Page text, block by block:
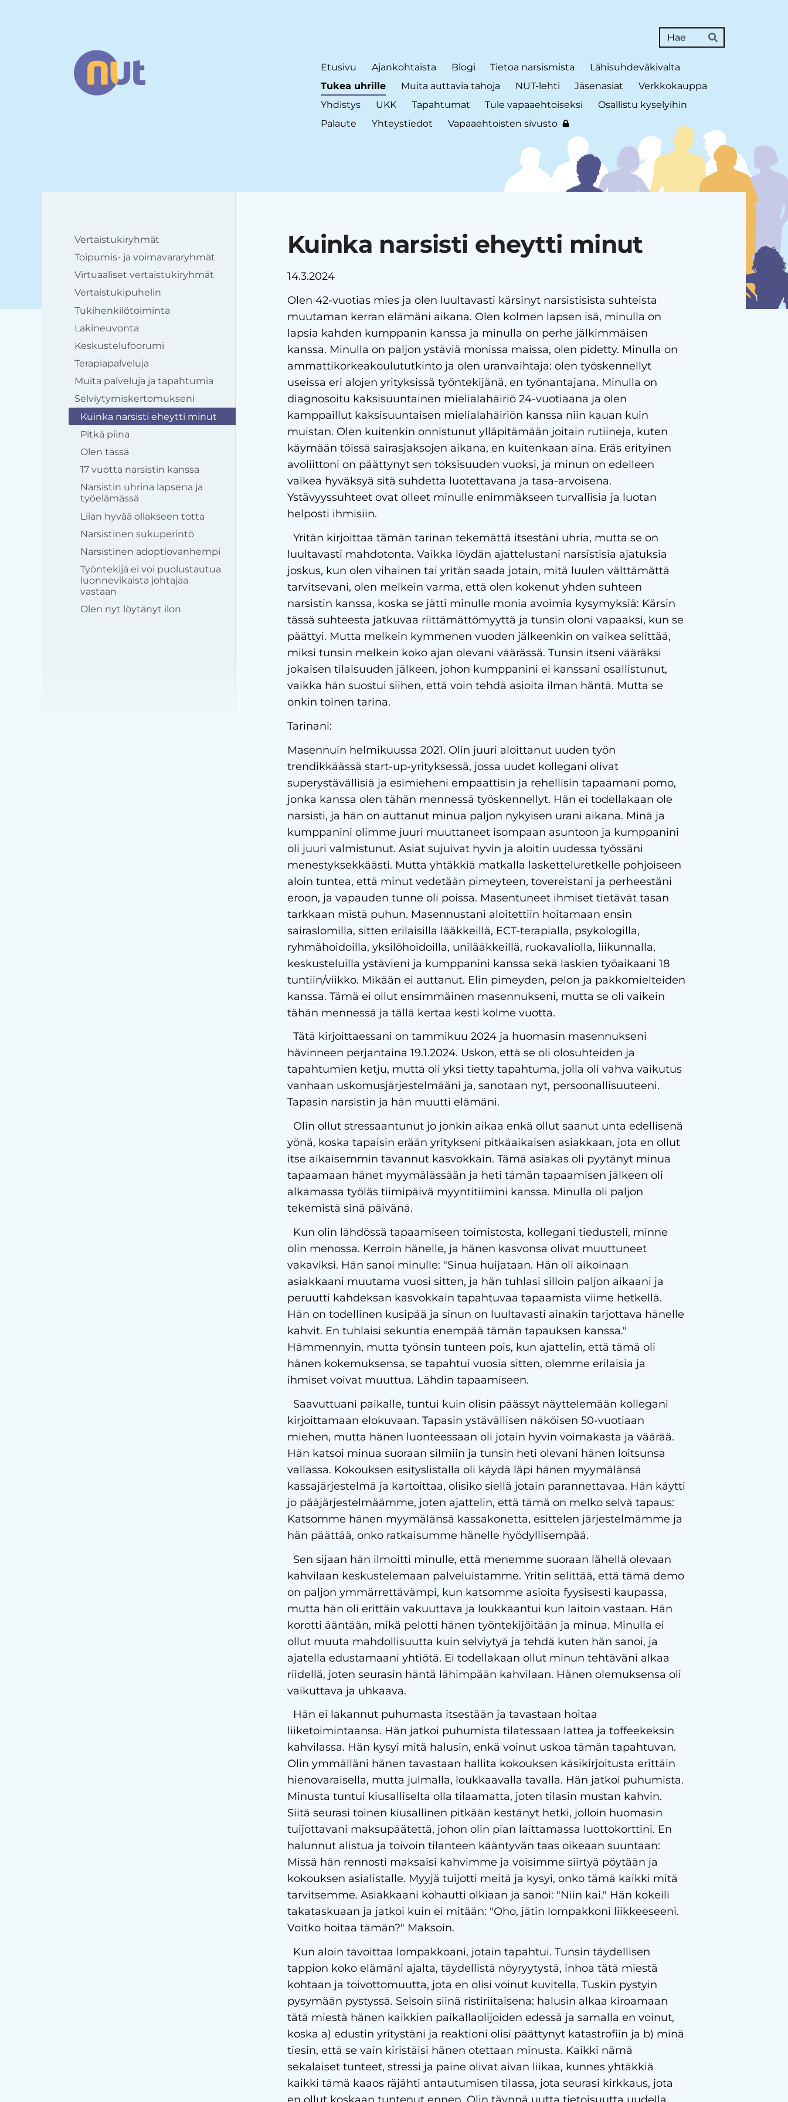
Hae
Narsismin uhrien tuki ry
Etusivu Ajankohtaista Blogi Tietoa narsismista
Lähisuhdeväkivalta
Tukea uhrille
Muita auttavia tahoja NUT-lehti Jäsenasiat
Verkkokauppa
Yhdistys
UKK Tapahtumat Tule vapaaehtoiseksi
Osallistu kyselyihin
Palaute
Yhteystiedot Vapaaehtoisten sivusto
Vertaistukiryhmät
Toipumis- ja voimavararyhmät
Virtuaaliset vertaistukiryhmät
Vertaistukipuhelin
Tukihenkilötoiminta
Lakineuvonta
Keskustelufoorumi
Terapiapalveluja
Muita palveluja ja tapahtumia
Selviytymiskertomukseni
Kuinka narsisti eheytti minut
Pitkä piina
Olen tässä
17 vuotta narsistin kanssa
Narsistin uhrina lapsena ja
työelämässä
Liian hyvää ollakseen totta
Narsistinen sukuperintö
Narsistinen adoptiovanhempi
Työntekijä ei voi puolustautua
luonnevikaista johtajaa
vastaan
Olen nyt löytänyt ilon
Kuinka narsisti eheytti minut
14.3.2024
Olen 42-vuotias mies ja olen luultavasti kärsinyt narsistisista suhteista
muutaman kerran elämäni aikana. Olen kolmen lapsen isä, minulla on
lapsia kahden kumppanin kanssa ja minulla on perhe jälkimmäisen
kanssa. Minulla on paljon ystäviä monissa maissa, olen pidetty. Minulla on
ammattikorkeakoulututkinto ja olen uranvaihtaja: olen työskennellyt
useissa eri alojen yrityksissä työntekijänä, en työnantajana. Minulla on
diagnosoitu kaksisuuntainen mielialahäiriö 24-vuotiaana ja olen
kamppaillut kaksisuuntaisen mielialahäiriön kanssa niin kauan kuin
muistan. Olen kuitenkin onnistunut ylläpitämään joitain rutiineja, kuten
käymään töissä sairasjaksojen aikana, en kuitenkaan aina. Eräs erityinen
avoliittoni on päättynyt sen toksisuuden vuoksi, ja minun on edelleen
vaikea hyväksyä sitä suhdetta luotettavana ja tasa-arvoisena.
Ystävyyssuhteet ovat olleet minulle enimmäkseen turvallisia ja luotan
helposti ihmisiin.
Yritän kirjoittaa tämän tarinan tekemättä itsestäni uhria, mutta se on
luultavasti mahdotonta. Vaikka löydän ajattelustani narsistisia ajatuksia
joskus, kun olen vihainen tai yritän saada jotain, mitä luulen välttämättä
tarvitsevani, olen melkein varma, että olen kokenut yhden suhteen
narsistin kanssa, koska se jätti minulle monia avoimia kysymyksiä: Kärsin
tässä suhteesta jatkuvaa riittämättömyyttä ja tunsin oloni vapaaksi, kun se
päättyi. Mutta melkein kymmenen vuoden jälkeenkin on vaikea selittää,
miksi tunsin melkein koko ajan olevani väärässä. Tunsin itseni vääräksi
jokaisen tilaisuuden jälkeen, johon kumppanini ei kanssani osallistunut,
vaikka hän suostui siihen, että voin tehdä asioita ilman häntä. Mutta se
onkin toinen tarina.
Tarinani:
Masennuin helmikuussa 2021. Olin juuri aloittanut uuden työn
trendikkäässä start-up-yrityksessä, jossa uudet kollegani olivat
superystävällisiä ja esimieheni empaattisin ja rehellisin tapaamani pomo,
jonka kanssa olen tähän mennessä työskennellyt. Hän ei todellakaan ole
narsisti, ja hän on auttanut minua paljon nykyisen urani aikana. Minä ja
kumppanini olimme juuri muuttaneet isompaan asuntoon ja kumppanini
oli juuri valmistunut. Asiat sujuivat hyvin ja aloitin uudessa työssäni
menestyksekkäästi. Mutta yhtäkkiä matkalla lasketteluretkelle pohjoiseen
aloin tuntea, että minut vedetään pimeyteen, tovereistani ja perheestäni
eroon, ja vapauden tunne oli poissa. Masentuneet ihmiset tietävät tasan
tarkkaan mistä puhun. Masennustani aloitettiin hoitamaan ensin
sairaslomilla, sitten erilaisilla lääkkeillä, ECT-terapialla, psykologilla,
ryhmähoidoilla, yksilöhoidoilla, unilääkkeillä, ruokavaliolla, liikunnalla,
keskusteluilla ystävieni ja kumppanini kanssa sekä laskien työaikaani 18
tuntiin/viikko. Mikään ei auttanut. Elin pimeyden, pelon ja pakkomielteiden
kanssa. Tämä ei ollut ensimmäinen masennukseni, mutta se oli vaikein
tähän mennessä ja tällä kertaa kesti kolme vuotta.
Tätä kirjoittaessani on tammikuu 2024 ja huomasin masennukseni
hävinneen perjantaina 19.1.2024. Uskon, että se oli olosuhteiden ja
tapahtumien ketju, mutta oli yksi tietty tapahtuma, jolla oli vahva vaikutus
vanhaan uskomusjärjestelmääni ja, sanotaan nyt, persoonallisuuteeni.
Tapasin narsistin ja hän muutti elämäni.
Olin ollut stressaantunut jo jonkin aikaa enkä ollut saanut unta edellisenä
yönä, koska tapaisin erään yritykseni pitkäaikaisen asiakkaan, jota en ollut
itse aikaisemmin tavannut kasvokkain. Tämä asiakas oli pyytänyt minua
tapaamaan hänet myymälässään ja heti tämän tapaamisen jälkeen oli
alkamassa työläs tiimipäivä myyntitiimini kanssa. Minulla oli paljon
tekemistä sinä päivänä.
Kun olin lähdössä tapaamiseen toimistosta, kollegani tiedusteli, minne
olin menossa. Kerroin hänelle, ja hänen kasvonsa olivat muuttuneet
vakaviksi. Hän sanoi minulle: "Sinua huijataan. Hän oli aikoinaan
asiakkaani muutama vuosi sitten, ja hän tuhlasi silloin paljon aikaani ja
peruutti kahdeksan kasvokkain tapahtuvaa tapaamista viime hetkellä.
Hän on todellinen kusipää ja sinun on luultavasti ainakin tarjottava hänelle
kahvit. En tuhlaisi sekuntia enempää tämän tapauksen kanssa."
Hämmennyin, mutta työnsin tunteen pois, kun ajattelin, että tämä oli
hänen kokemuksensa, se tapahtui vuosia sitten, olemme erilaisia ja
ihmiset voivat muuttua. Lähdin tapaamiseen.
Saavuttuani paikalle, tuntui kuin olisin päässyt näyttelemään kollegani
kirjoittamaan elokuvaan. Tapasin ystävällisen näköisen 50-vuotiaan
miehen, mutta hänen luonteessaan oli jotain hyvin voimakasta ja väärää.
Hän katsoi minua suoraan silmiin ja tunsin heti olevani hänen loitsunsa
vallassa. Kokouksen esityslistalla oli käydä läpi hänen myymälänsä
kassajärjestelmä ja kartoittaa, olisiko siellä jotain parannettavaa. Hän käytti
jo pääjärjestelmäämme, joten ajattelin, että tämä on melko selvä tapaus:
Katsomme hänen myymälänsä kassakonetta, esittelen järjestelmämme ja
hän päättää, onko ratkaisumme hänelle hyödyllisempää.
Sen sijaan hän ilmoitti minulle, että menemme suoraan lähellä olevaan
kahvilaan keskustelemaan palveluistamme. Yritin selittää, että tämä demo
on paljon ymmärrettävämpi, kun katsomme asioita fyysisesti kaupassa,
mutta hän oli erittäin vakuuttava ja loukkaantui kun laitoin vastaan. Hän
korotti ääntään, mikä pelotti hänen työntekijöitään ja minua. Minulla ei
ollut muuta mahdollisuutta kuin selviytyä ja tehdä kuten hän sanoi, ja
ajatella edustamaani yhtiötä. Ei todellakaan ollut minun tehtäväni alkaa
riidellä, joten seurasin häntä lähimpään kahvilaan. Hänen olemuksensa oli
vaikuttava ja uhkaava.
Hän ei lakannut puhumasta itsestään ja tavastaan hoitaa
liiketoimintaansa. Hän jatkoi puhumista tilatessaan lattea ja toffeekeksin
kahvilassa. Hän kysyi mitä halusin, enkä voinut uskoa tämän tapahtuvan.
Olin ymmälläni hänen tavastaan hallita kokouksen käsikirjoitusta erittäin
hienovaraisella, mutta julmalla, loukkaavalla tavalla. Hän jatkoi puhumista.
Minusta tuntui kiusalliselta olla tilaamatta, joten tilasin mustan kahvin.
Siitä seurasi toinen kiusallinen pitkään kestänyt hetki, jolloin huomasin
tuijottavani maksupäätettä, johon olin pian laittamassa luottokorttini. En
halunnut alistua ja toivoin tilanteen kääntyvän taas oikeaan suuntaan:
Missä hän rennosti maksaisi kahvimme ja voisimme siirtyä pöytään ja
kokouksen asialistalle. Myyjä tuijotti meitä ja kysyi, onko tämä kaikki mitä
tarvitsemme. Asiakkaani kohautti olkiaan ja sanoi: "Niin kai." Hän kokeili
takataskuaan ja jatkoi kuin ei mitään: "Oho, jätin lompakkoni liikkeeseeni.
Voitko hoitaa tämän?" Maksoin.
Kun aloin tavoittaa lompakkoani, jotain tapahtui. Tunsin täydellisen
tappion koko elämäni ajalta, täydellistä nöyryytystä, inhoa tätä miestä
kohtaan ja toivottomuutta, jota en olisi voinut kuvitella. Tuskin pystyin
pysymään pystyssä. Seisoin siinä ristiriitaisena: halusin alkaa kiroamaan
tätä miestä hänen kaikkien paikallaolijoiden edessä ja samalla en voinut,
koska a) edustin yritystäni ja reaktioni olisi päättynyt katastrofiin ja b) minä
tiesin, että se vain kiristäisi hänen otettaan minusta. Kaikki nämä
sekalaiset tunteet, stressi ja paine olivat aivan liikaa, kunnes yhtäkkiä
kaikki tämä kaaos räjähti antautumisen tilassa, jota seurasi kirkkaus, jota